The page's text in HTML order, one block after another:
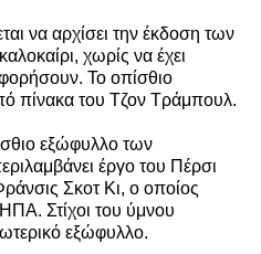
να αρχίσει την έκδοση των
χωρίς να έχει
Το οπίσθιο
πίνακα του Τζον Τράμπουλ.
εξώφυλλο των
έργο του Πέρσι
Σκοτ Κι, ο οποίος
Στίχοι του ύμνου
εξώφυλλο.